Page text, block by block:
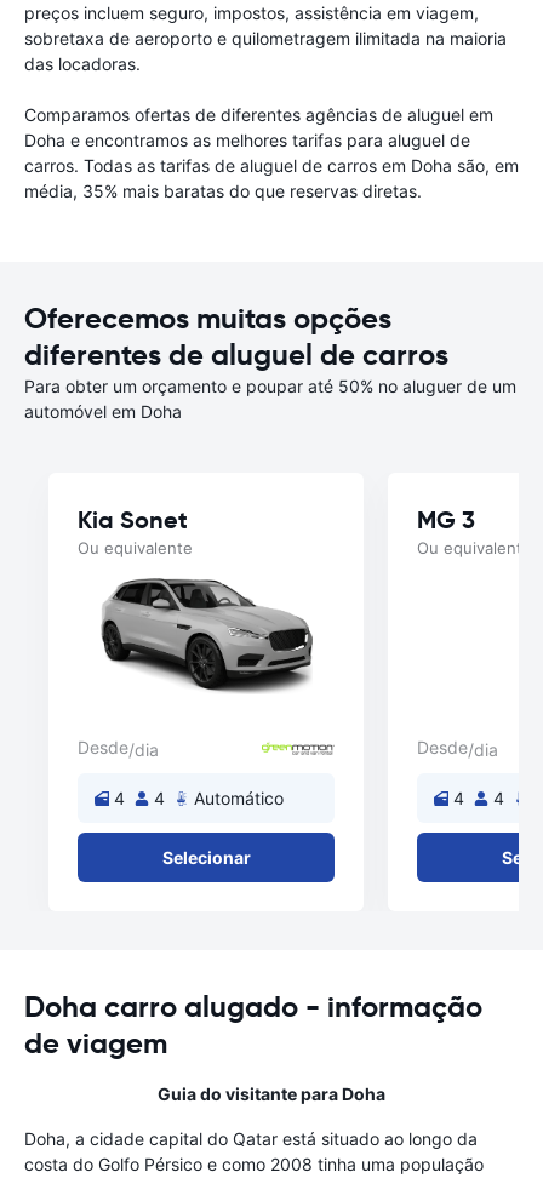
preços incluem seguro, impostos, assistência em viagem,
sobretaxa de aeroporto e quilometragem ilimitada na maioria
das locadoras.
Comparamos ofertas de diferentes agências de aluguel em
Doha e encontramos as melhores tarifas para aluguel de
carros. Todas as tarifas de aluguel de carros em Doha são, em
média, 35% mais baratas do que reservas diretas.
Oferecemos muitas opções
diferentes de aluguel de carros
Para obter um orçamento e poupar até 50% no aluguer de um
automóvel em Doha
Kia Sonet
Ou equivalente
Desde/dia
4 4 Automático
Selecionar
MG 3
Ou equivalente
Desde/dia
4 4
Doha carro alugado - informação
de viagem
Guia do visitante para Doha
Doha, a cidade capital do Qatar está situado ao longo da
costa do Golfo Pérsico e como 2008 tinha uma população